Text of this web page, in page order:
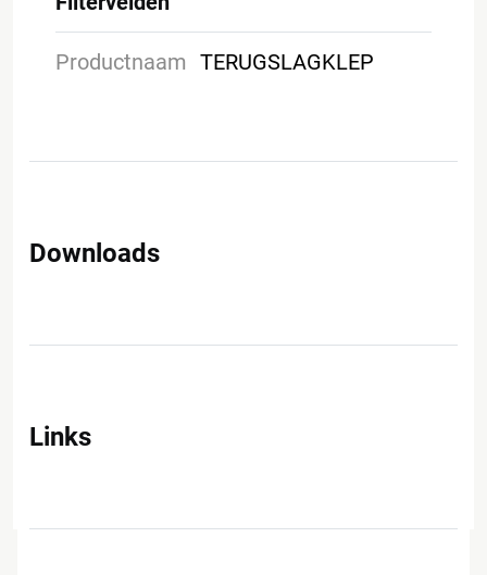
Productnaam TERUGSLAGKLEP
Downloads
Links